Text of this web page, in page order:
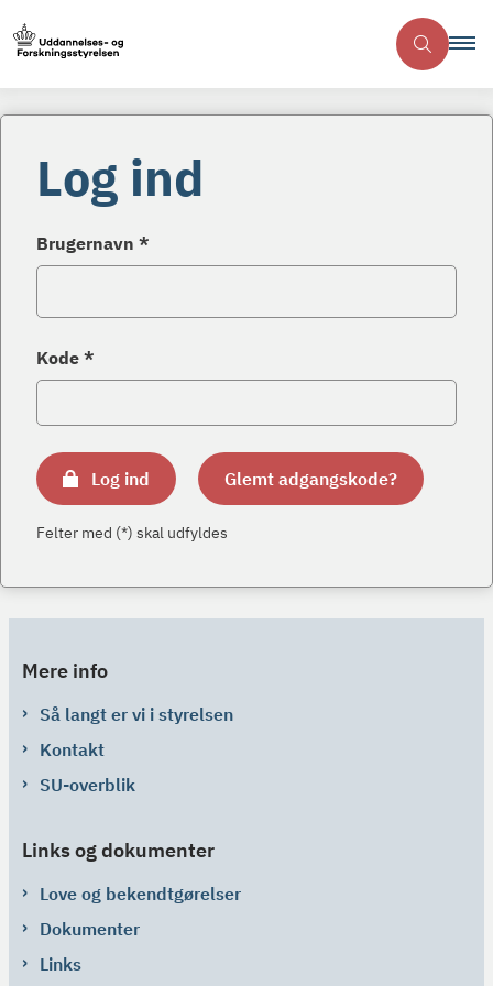
Log ind
Brugernavn *
Kode *
Log ind Glemt adgangskode?
Felter med (*) skal udfyldes
Mere info
Så langt er vi i styrelsen
Kontakt
SU-overblik
Links og dokumenter
Love og bekendtgørelser
Dokumenter
Links